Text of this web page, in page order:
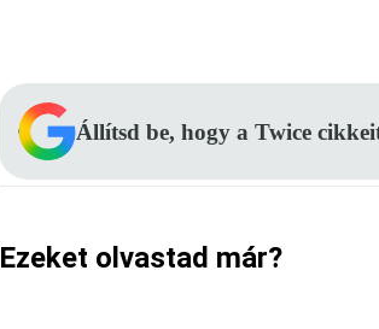
Állítsd be, hogy a Twice
Ezeket olvastad már?